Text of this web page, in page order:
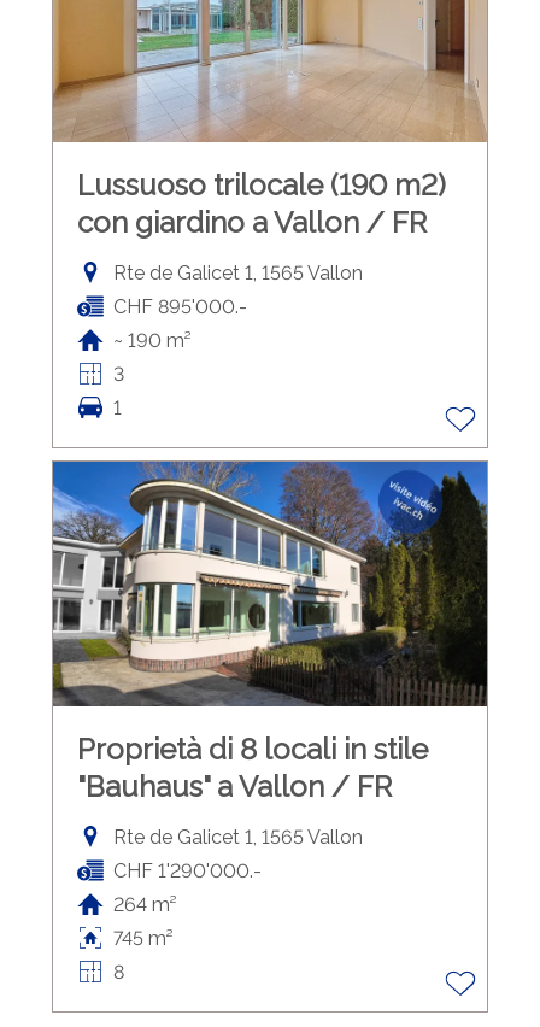
Lussuoso trilocale (190 m2)
con giardino a Vallon / FR
Rte de Galicet 1, 1565 Vallon
CHF 895'000.-
~ 190 m²
3
1
Proprietà di 8 locali in stile
"Bauhaus" a Vallon / FR
Rte de Galicet 1, 1565 Vallon
CHF 1'290'000.-
264 m²
745 m²
8